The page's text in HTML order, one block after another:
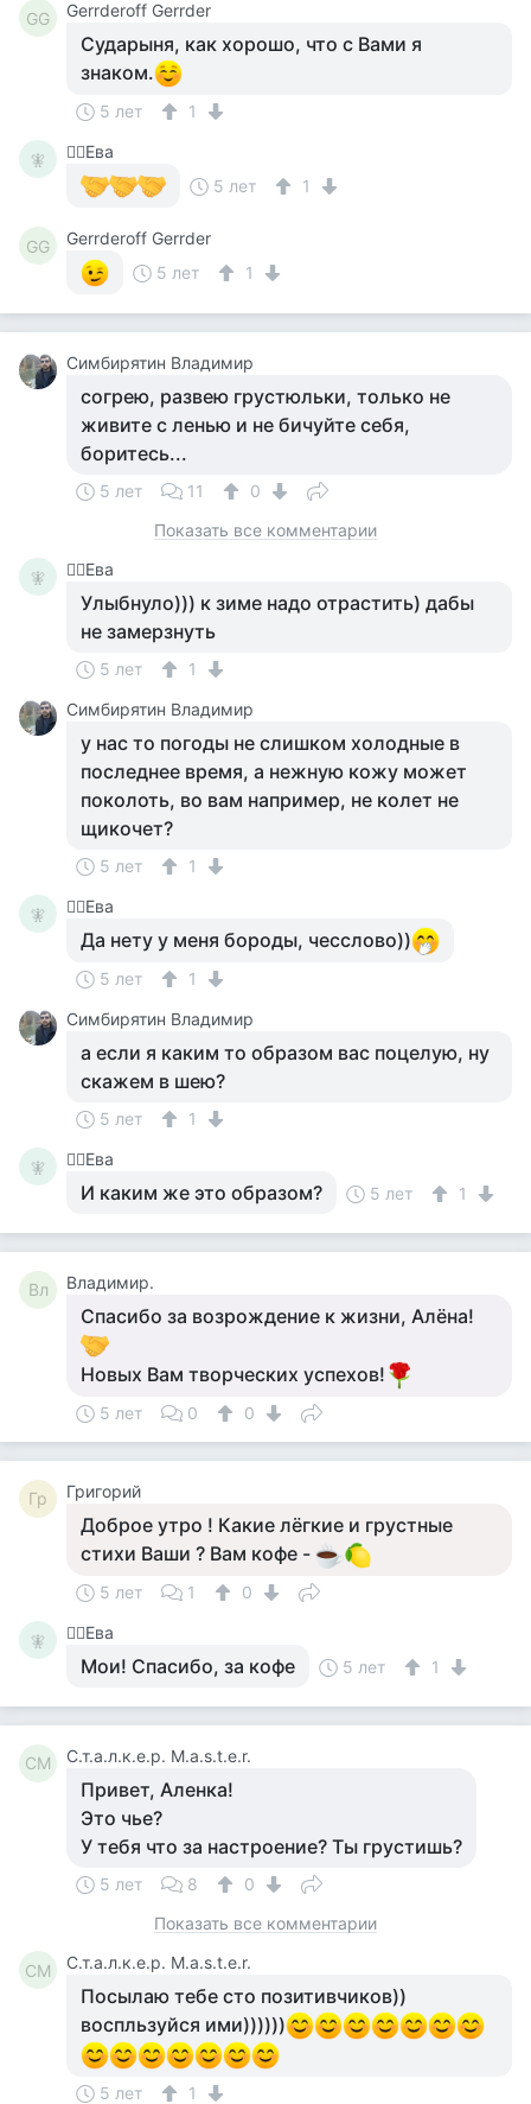
GG Gerrderoff Gerrder
Сударыня, как хорошо, что с Вами я
знаком.
5 лет 1
🧚‍
🧚‍♀️Ева
5 лет
1
GG
Gerrderoff Gerrder
5 лет
1
Симбирятин Владимир
согрею, развею грустюльки, только не
живите с ленью и не бичуйте себя,
боритесь...
5 лет 11
0
Показать все комментарии
🧚‍ 🧚‍♀️Ева
Улыбнуло))) к зиме надо отрастить) дабы
не замерзнуть
5 лет
1
Симбирятин Владимир
у нас то погоды не слишком холодные в
последнее время, а нежную кожу может
поколоть, во вам например, не колет не
щикочет?
5 лет 1
🧚‍ 🧚‍♀️Ева
Да нету у меня бороды, чесслово))
5 лет
1
Симбирятин Владимир
а если я каким то образом вас поцелую, ну
скажем в шею?
5 лет 1
🧚‍ 🧚‍♀️Ева
И каким же это образом? 5 лет 1
Вл Владимир.
Спасибо за возрождение к жизни, Алёна!
Новых Вам творческих успехов!
5 лет 0 0
Гр Григорий
Доброе утро ! Какие лёгкие и грустные
стихи Ваши ? Вам кофе -
5 лет 1 0
🧚‍ 🧚‍♀️Ева
Мои! Спасибо, за кофе 5 лет 1
СM С.т.а.л.к.е.р. M.a.s.t.e.r.
Привет, Аленка!
Это чье?
У тебя что за настроение? Ты грустишь?
5 лет 8
0
Показать все комментарии
СM С.т.а.л.к.е.р. M.a.s.t.e.r.
Посылаю тебе сто позитивчиков))
воспльзуйся ими))))))
5 лет 1